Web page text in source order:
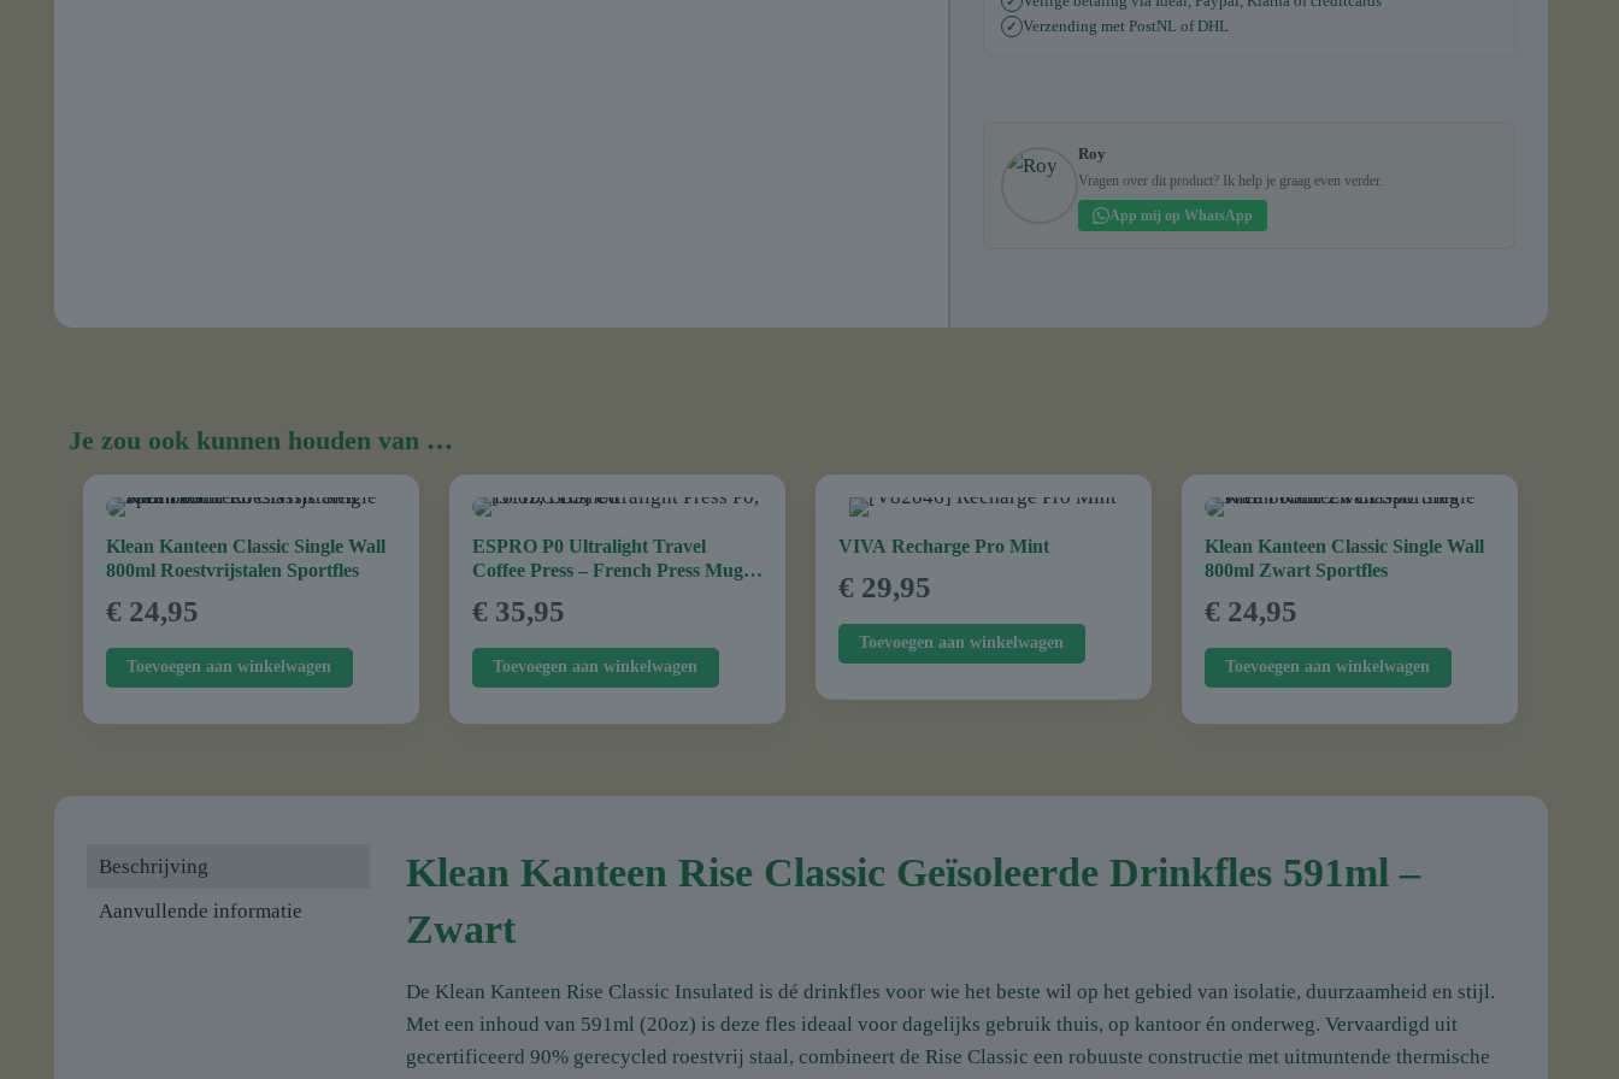
✓ Verzending met PostNL of DHL
Roy
Vragen over dit product? Ik help je graag even verder.
App mij op WhatsApp
Je zou ook kunnen houden van …
Klean Kanteen Classic Single Wall
800ml Roestvrijstalen Sportfles
€ 24,95
Toevoegen aan winkelwagen
ESPRO P0 Ultralight Travel
Coffee Press – French Press Mug –
€ 35,95
Toevoegen aan winkelwagen
VIVA Recharge Pro Mint
€ 29,95
Toevoegen aan winkelwagen
Klean Kanteen Classic Single Wall
800ml Zwart Sportfles
€ 24,95
Toevoegen aan winkelwagen
Beschrijving
Aanvullende informatie
Klean Kanteen Rise Classic Geïsoleerde Drinkfles 591ml –
Zwart
De Klean Kanteen Rise Classic Insulated is dé drinkfles voor wie het beste wil op het gebied van isolatie, duurzaamheid en stijl.
Met een inhoud van 591ml (20oz) is deze fles ideaal voor dagelijks gebruik thuis, op kantoor én onderweg. Vervaardigd uit
gecertificeerd 90% gerecycled roestvrij staal, combineert de Rise Classic een robuuste constructie met uitmuntende thermische